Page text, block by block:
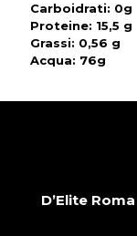
Carboidrati: 0g
Proteine: 15,5 g
Grassi: 0,56 g
Acqua: 76g
D’Elite